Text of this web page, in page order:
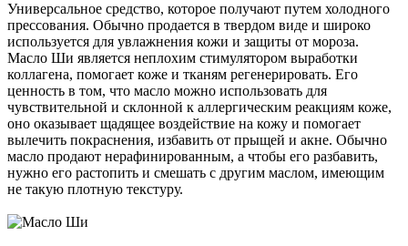
Универсальное средство, которое получают путем холодного
прессования. Обычно продается в твердом виде и широко
используется для увлажнения кожи и защиты от мороза.
Масло Ши является неплохим стимулятором выработки
коллагена, помогает коже и тканям регенерировать. Его
ценность в том, что масло можно использовать для
чувствительной и склонной к аллергическим реакциям коже,
оно оказывает щадящее воздействие на кожу и помогает
вылечить покраснения, избавить от прыщей и акне. Обычно
масло продают нерафинированным, а чтобы его разбавить,
нужно его растопить и смешать с другим маслом, имеющим
не такую плотную текстуру.